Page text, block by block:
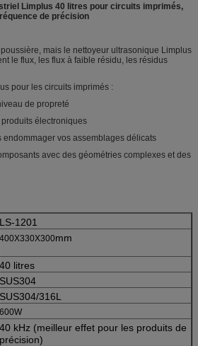
Limplus 40 litres pour circuits imprimés,
de précision
mais le nettoyeur ultrasonique Limplus
le flux, les flux à faible résidu, les résidus
pour les circuits imprimés :
de propreté
électroniques
endommager vos assemblages délicats
avec des géométries complexes et des
LS-1201
400X330X300mm
40 litres
SUS304
SUS304/316L
600W
40 kHz (meilleur effet pour les produits de
précision)